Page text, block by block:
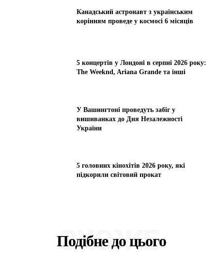
Канадський астронавт з українським
корінням проведе у космосі 6 місяців
5 концертів у Лондоні в серпні 2026 року:
The Weeknd, Ariana Grande та інші
У Вашингтоні проведуть забіг у
вишиванках до Дня Незалежності
України
5 головних кінохітів 2026 року, які
підкорили світовий прокат
Подібне до цього
СХОЖЕ